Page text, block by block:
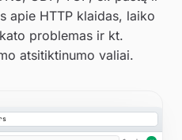
apie HTTP klaidas, laiko
problemas ir kt.
atsitiktinumo valiai.